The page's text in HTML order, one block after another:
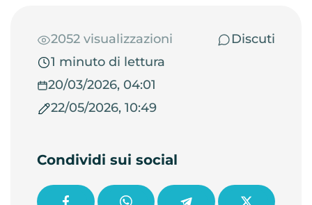
2052 visualizzazioni
Discuti
1 minuto di lettura
20/03/2026, 04:01
22/05/2026, 10:49
Condividi sui social